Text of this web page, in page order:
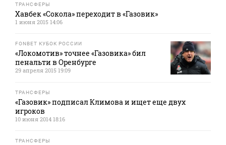
ТРАНСФЕРЫ
Хавбек «Сокола» переходит в «Газовик»
1 июня 2015 14:06
FONBET КУБОК РОССИИ
«Локомотив» точнее «Газовика» бил
пенальти в Оренбурге
29 апреля 2015 19:09
ТРАНСФЕРЫ
«Газовик» подписал Климова и ищет еще двух
игроков
10 июня 2014 18:16
ТРАНСФЕРЫ